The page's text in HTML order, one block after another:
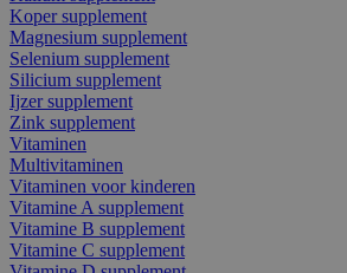
Koper supplement
Magnesium supplement
Selenium supplement
Silicium supplement
Ijzer supplement
Zink supplement
Vitaminen
Multivitaminen
Vitaminen voor kinderen
Vitamine A supplement
Vitamine B supplement
Vitamine C supplement